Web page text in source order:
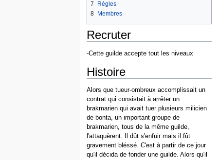
7
Règles
8
Membres
Recruter
-Cette guilde accepte tout les niveaux
Histoire
Alors que tueur-ombreux accomplissait un
contrat qui consistait à arrêter un
brakmarien qui avait tuer plusieurs milicien
de bonta, un important groupe de
brakmarien, tous de la même guilde,
l'attaquèrent. Il dût s'enfuir mais il fût
gravement bléssé. C'est à partir de ce jour
qu'il décida de fonder une guilde. Alors qu'il